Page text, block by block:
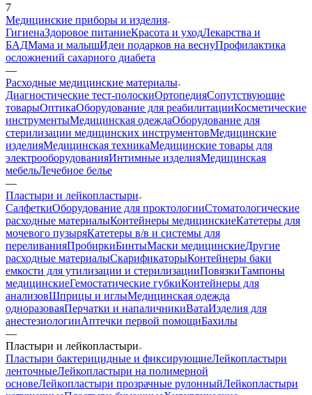
7
Медицинские приборы и изделия
ГигиенаЗдоровое питаниеКрасота и уходЛекарства и
БАДМама и малышИдеи подарков на веснуПрофилактика
осложнений сахарного диабета
—
Расходные медицинские материалы
Диагностические тест-полоскиОртопедияСопутствующие
товарыОптикаОборудование для реабилитацииКосметические
инструментыМедицинская одеждаОборудование для
стерилизации медицинских инструментовМедицинские
изделияМедицинская техникаМедицинские товары для
электрооборудованияИнтимные изделияМедицинская
мебельЛечебное белье
—
Пластыри и лейкопластыри
СалфеткиОборудование для проктологииСтоматологические
расходные материалыКонтейнеры медицинскиеКатетеры для
мочевого пузыряКатетеры в/в и системы для
переливанияПробиркиБинтыМаски медицинскиеДругие
расходные материалыСкарификаторыКонтейнеры баки
емкости для утилизации и стерилизацииПовязкиТампоны
медицинскиеГемостатические губкиКонтейнеры для
анализовШприцы и иглыМедицинская одежда
одноразоваяПерчатки и напаличникиВатаИзделия для
анестезиологииАптечки первой помощиБахилы
—
Пластыри и лейкопластыри
Пластыри бактерицидные и фиксирующиеЛейкопластыри
ленточныеЛейкопластыри на полимерной
основеЛейкопластыри прозрачные рулонныйЛейкопластыри